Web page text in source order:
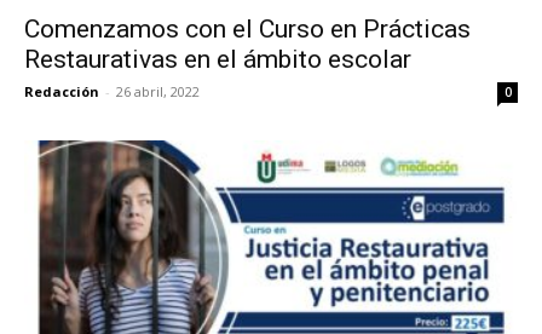
Comenzamos con el Curso en Prácticas
Restaurativas en el ámbito escolar
Redacción - 26 abril, 2022 0